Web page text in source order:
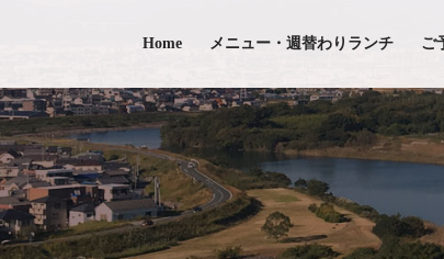
Home メニュー・週替わりランチ ご